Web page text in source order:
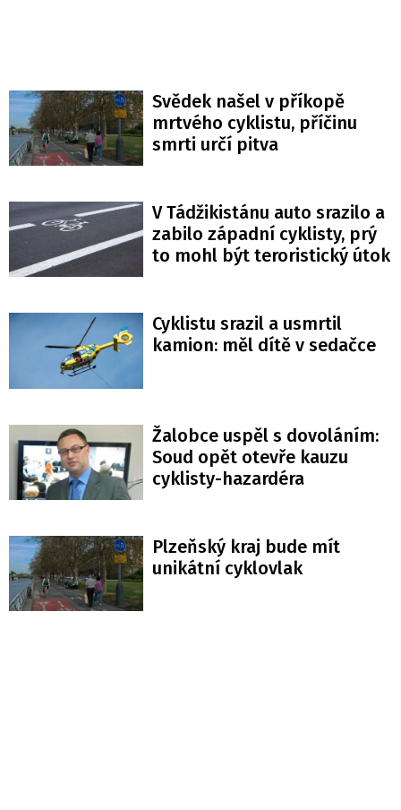
Svědek našel v příkopě
mrtvého cyklistu, příčinu
smrti určí pitva
V Tádžikistánu auto srazilo a
zabilo západní cyklisty, prý
to mohl být teroristický útok
Cyklistu srazil a usmrtil
kamion: měl dítě v sedačce
Žalobce uspěl s dovoláním:
Soud opět otevře kauzu
cyklisty-hazardéra
Plzeňský kraj bude mít
unikátní cyklovlak